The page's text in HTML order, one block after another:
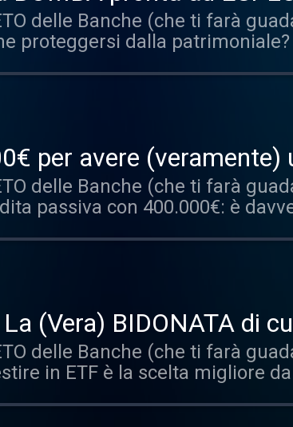
con Attenzione! +++
dalla Affari Miei in cui
Le storie sono reali ma
far risalire all'autore. Nel
una consulenza
eventualmente
del podcast. +++ FINE
Affari Miei, ti guideremo nella
—
delle Banche (che ti farà
proteggersi dalla
chiederci delucidazioni sulla
nelle ultime settimane. Come
Il ruolo delle tasse Le criticità
ricognizione 2. Capire come
ne pensi? +++ DISCLAIMER
Investimenti" è una serie ideata
dagli utenti ai nostri contatti
esclusi dettagli che
d'investimento e non
qualsiasi responsabilità
a seguito della visione o
una sessione gratuita con il
più adatte a te: https://
per avere (veramente)
delle Banche (che ti farà
passiva con 400.000€: è
una rendita passiva? Oggi
ricetta per investire, e vedremo
La risposta al commento La
degli immobili Cosa ne pensi?
e Storiacce di
i messaggi recapitati dagli
perché vengono esclusi
podcast gli autori esprimono le
(Vera) BIDONATA di
delle Banche (che ti farà
in ETF è la scelta migliore
Samuele ci ha scritto per
dietro gli ETF e come fare per